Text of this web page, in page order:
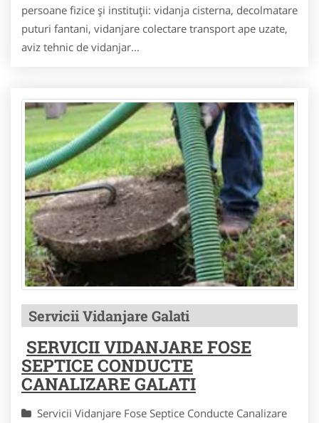
persoane fizice și instituții: vidanja cisterna, decolmatare
puturi fantani, vidanjare colectare transport ape uzate,
aviz tehnic de vidanjar...
Servicii Vidanjare Galati
SERVICII VIDANJARE FOSE
SEPTICE CONDUCTE
CANALIZARE GALATI
Servicii Vidanjare Fose Septice Conducte Canalizare